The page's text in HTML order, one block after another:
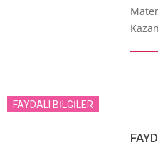
FAYDALI BİLGİLER